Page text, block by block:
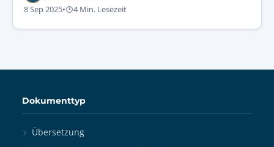
8 Sep 2025• 4 Min. Lesezeit
Dokumenttyp
Übersetzung